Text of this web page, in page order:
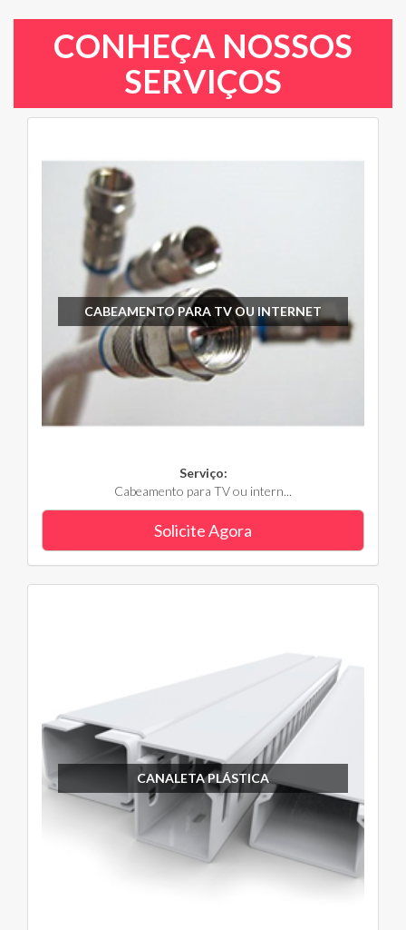
CONHEÇA NOSSOS
SERVIÇOS
CABEAMENTO PARA TV OU INTERNET
Serviço:
Cabeamento para TV ou intern...
Solicite Agora
CANALETA PLÁSTICA